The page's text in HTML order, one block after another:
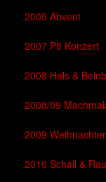
2005 Abvent
2007 P8 Konzert
2008 Hals &
2008/09
2009
2010 Schall &